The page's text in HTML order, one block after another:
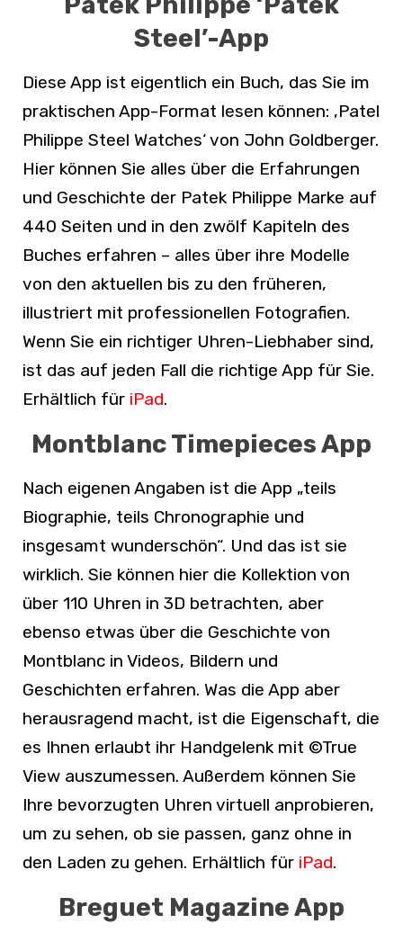
Steel’-App
Diese App ist eigentlich ein Buch, das Sie im
praktischen App-Format lesen können: ‚Patel
Philippe Steel Watches‘ von John Goldberger.
Hier können Sie alles über die Erfahrungen
und Geschichte der Patek Philippe Marke auf
440 Seiten und in den zwölf Kapiteln des
Buches erfahren – alles über ihre Modelle
von den aktuellen bis zu den früheren,
illustriert mit professionellen Fotografien.
Wenn Sie ein richtiger Uhren-Liebhaber sind,
ist das auf jeden Fall die richtige App für Sie.
Erhältlich für iPad.
Montblanc Timepieces App
Nach eigenen Angaben ist die App „teils
Biographie, teils Chronographie und
insgesamt wunderschön“. Und das ist sie
wirklich. Sie können hier die Kollektion von
über 110 Uhren in 3D betrachten, aber
ebenso etwas über die Geschichte von
Montblanc in Videos, Bildern und
Geschichten erfahren. Was die App aber
herausragend macht, ist die Eigenschaft, die
es Ihnen erlaubt ihr Handgelenk mit ©True
View auszumessen. Außerdem können Sie
Ihre bevorzugten Uhren virtuell anprobieren,
um zu sehen, ob sie passen, ganz ohne in
den Laden zu gehen. Erhältlich für iPad.
Breguet Magazine App